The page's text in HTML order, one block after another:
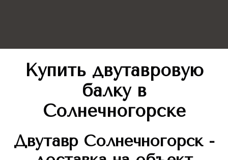
Купить двутавровую
балку в
Солнечногорске
ДвутаврСолнечногорск -